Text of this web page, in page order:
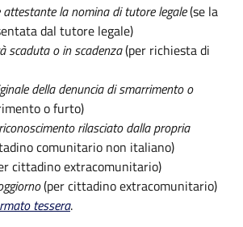
la nomina di tutore legale(se la
dal tutore legale)
scaduta o in scadenza(per richiesta di
della denuncia di smarrimento o
o furto)
rilasciato dalla propria
comunitario non italiano)
cittadino extracomunitario)
(per cittadino extracomunitario)
tessera.